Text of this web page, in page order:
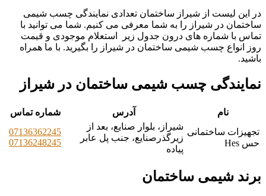
در این لیست از شیراز ساختمان تعدادی نمایندگی چسب شیمی
ساختمان در شیراز را به شما معرفی می کنیم. شما می توانید با
تماس با شماره های درون جدول زیر استعلام موجودی و قیمت
روز انواع چسب شیمی ساختمان در شیراز را بگیرید. با ما همراه
باشید.
نمایندگی چسب شیمی ساختمان در شیراز
نام آدرس
شماره تماس
تجهیزات ساختمانی
حس Hes
شیراز، بلوار صنایع، بعد از
زیرگذرصنایع، جنب پل عابر
پیاده
07136362245
07136248245
برند شیمی ساختمان